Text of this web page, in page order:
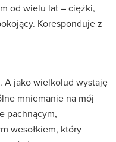
od wielu lat – ciężki,
Koresponduje z
A jako wielkolud wystaję
mniemanie na mój
pachnącym,
wesołkiem, który